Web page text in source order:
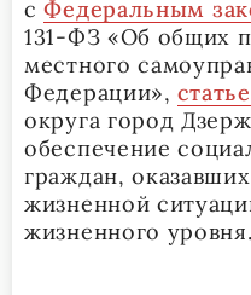
сФедеральным
131-ФЗ «Об общих
местного
Федерации»,
округа город
обеспечение
граждан,
жизненной
жизненного уровня.